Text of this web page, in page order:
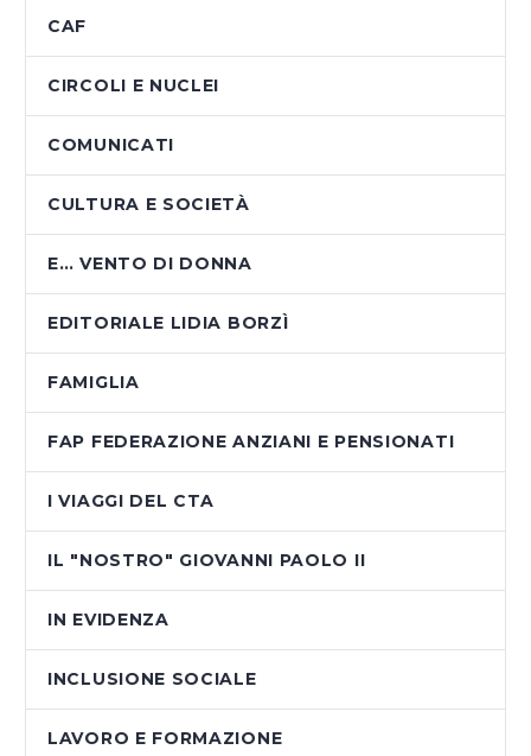
CAF
CIRCOLI E NUCLEI
COMUNICATI
CULTURA E SOCIETÀ
E… VENTO DI DONNA
EDITORIALE LIDIA BORZÌ
FAMIGLIA
FAP FEDERAZIONE ANZIANI E PENSIONATI
I VIAGGI DEL CTA
IL "NOSTRO" GIOVANNI PAOLO II
IN EVIDENZA
INCLUSIONE SOCIALE
LAVORO E FORMAZIONE